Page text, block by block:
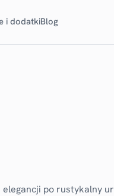
i dodatkiBlog
po rustykalny